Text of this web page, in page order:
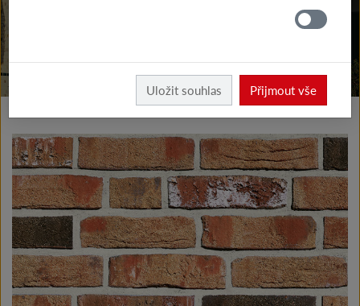
Vyrobky fasáda Klinkerové a lícové cihly typ I
Uložit souhlas Přijmout vše